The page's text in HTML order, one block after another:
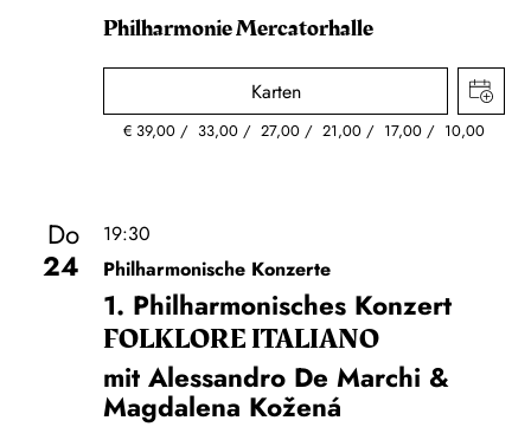
Philharmonie Mercatorhalle
Karten
€ 39,00 33,00 27,00 21,00 17,00 10,00
Do
24
19:30
Philharmonische Konzerte
1. Philharmonisches Konzert
FOLKLORE ITALIANO
mit Alessandro De Marchi &
Magdalena Kožená